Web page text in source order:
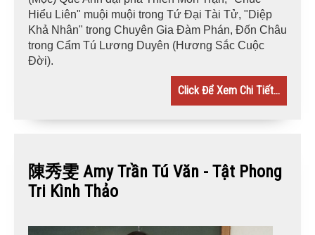
Hiểu Liên" muội muội trong Tứ Đại Tài Tử, "Diệp
Khả Nhân" trong Chuyên Gia Đàm Phán, Đốn Châu
trong Cẩm Tú Lương Duyên (Hương Sắc Cuộc
Đời).
Click Để Xem Chi Tiết...
陳秀雯 Amy Trần Tú Văn - Tật Phong
Tri Kình Thảo